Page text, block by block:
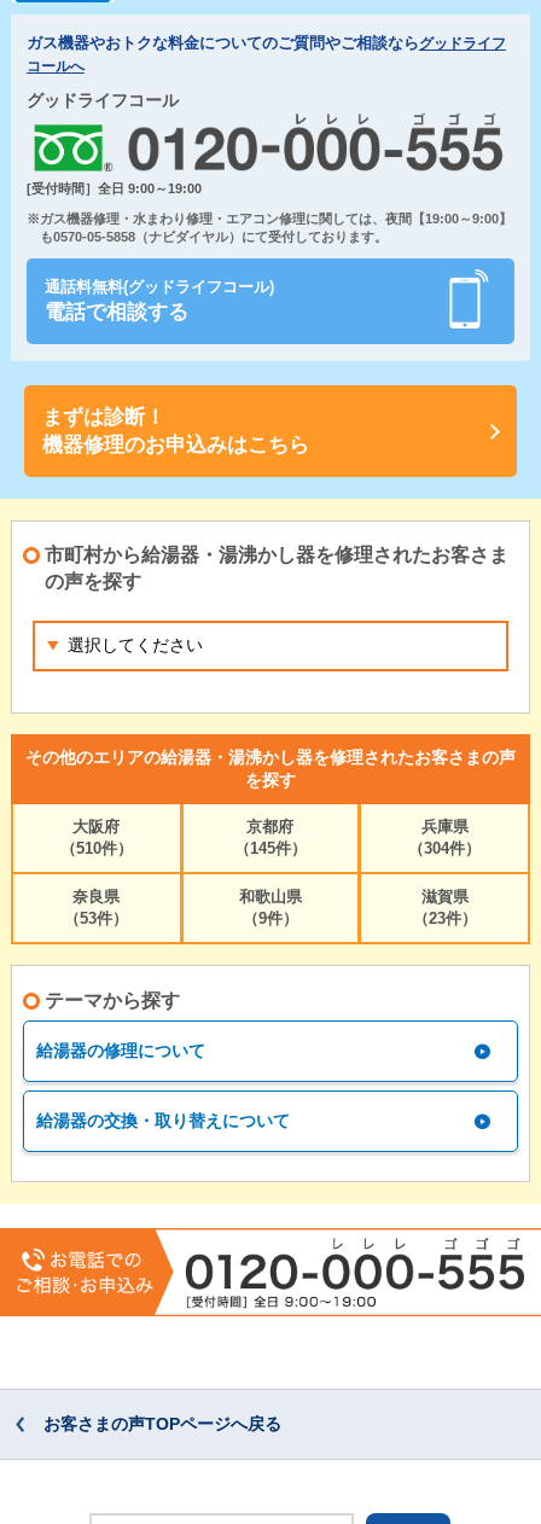
ガス機器やおトクな料金についてのご質問やご相談ならグッドライフ
コールへ
グッドライフコール
[受付時間］全日 9:00～19:00
※ガス機器修理・水まわり修理・エアコン修理に関しては、夜間【19:00～9:00】
も0570-05-5858（ナビダイヤル）にて受付しております。
通話料無料(グッドライフコール)
電話で相談する
まずは診断！
機器修理のお申込みはこちら
市町村から給湯器・湯沸かし器を修理されたお客さま
の声を探す
その他のエリアの給湯器・湯沸かし器を修理されたお客さまの声
を探す
大阪府
（510件）
京都府
（145件）
兵庫県
（304件）
奈良県
（53件）
和歌山県
（9件）
滋賀県
（23件）
テーマから探す
給湯器の修理について
給湯器の交換・取り替えについて
お客さまの声TOPページへ戻る